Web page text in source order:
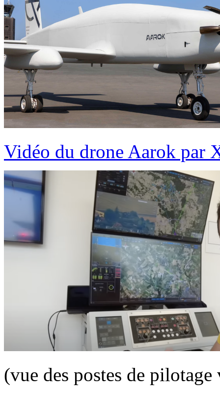
Vidéo du drone Aarok par
(vue des postes de